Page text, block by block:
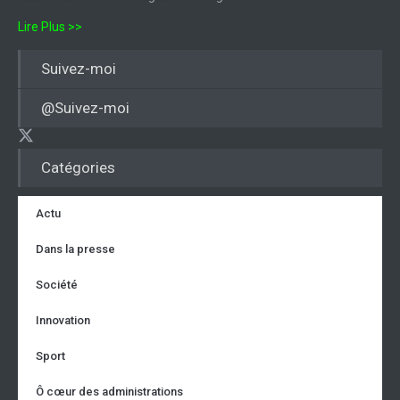
Catégories
Actu
Dans la presse
Société
Innovation
Sport
Ô cœur des administrations
Lire Plus >>
Suivez-moi
@Suivez-moi